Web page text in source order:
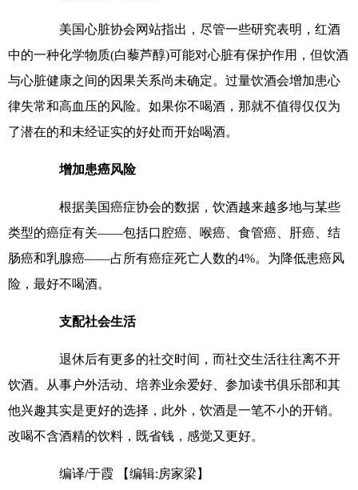
美国心脏协会网站指出，尽管一些研究表明，红酒
中的一种化学物质(白藜芦醇)可能对心脏有保护作用，但饮酒
与心脏健康之间的因果关系尚未确定。过量饮酒会增加患心
律失常和高血压的风险。如果你不喝酒，那就不值得仅仅为
了潜在的和未经证实的好处而开始喝酒。
增加患癌风险
根据美国癌症协会的数据，饮酒越来越多地与某些
类型的癌症有关——包括口腔癌、喉癌、食管癌、肝癌、结
肠癌和乳腺癌——占所有癌症死亡人数的4%。为降低患癌风
险，最好不喝酒。
支配社会生活
退休后有更多的社交时间，而社交生活往往离不开
饮酒。从事户外活动、培养业余爱好、参加读书俱乐部和其
他兴趣其实是更好的选择，此外，饮酒是一笔不小的开销。
改喝不含酒精的饮料，既省钱，感觉又更好。
编译/于霞 【编辑:房家梁】